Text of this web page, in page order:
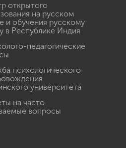
открытого
на русском
и обучения русскому
в Республике Индия
педагогические
психологического
университета
на часто
вопросы